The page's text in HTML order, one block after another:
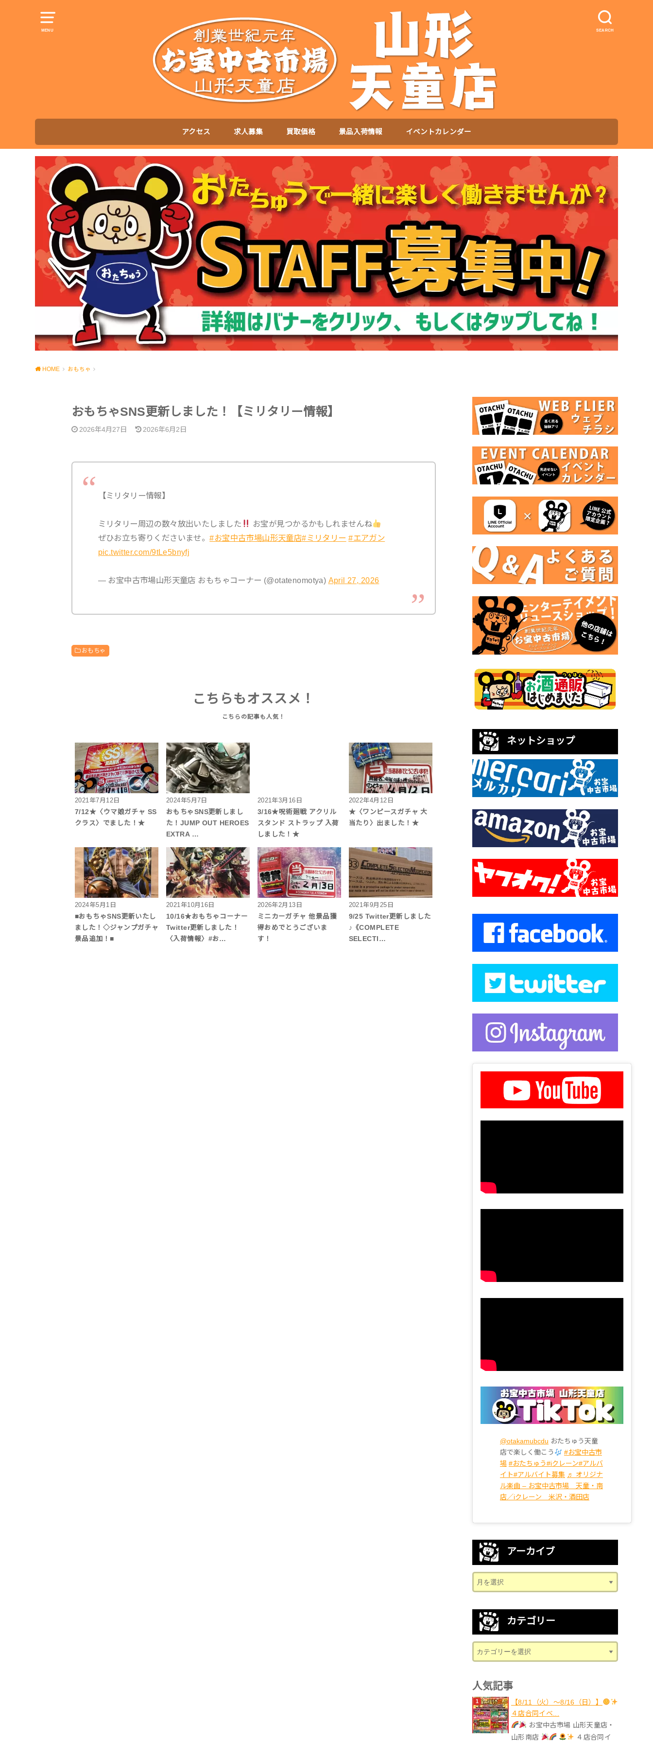
MENU SEARCH
アクセス 求人募集 買取価格 景品入荷情報 イベントカレンダー
HOME おもちゃ
おもちゃSNS更新しました！【ミリタリー情報】
2026年4月27日 2026年6月2日
【ミリタリー情報】
ミリタリー周辺の数々放出いたしました
お宝が見つかるかもしれませんね
ぜひお立ち寄りくださいませ。#お宝中古市場山形天童店#ミリタリー #エアガン
pic.twitter.com/9tLe5bnyfj
— お宝中古市場山形天童店 おもちゃコーナー (@otatenomotya) April 27, 2026
おもちゃ
こちらもオススメ！
2021年7月12日
7/12★〈ウマ娘ガチャ SS
クラス〉でました！★
2024年5月7日
おもちゃSNS更新しまし
た！JUMP OUT HEROES
EXTRA …
2021年3月16日
3/16★呪術廻戦 アクリル
スタンド ストラップ 入荷
しました！★
2022年4月12日
★〈ワンピースガチャ 大
当たり〉出ました！★
2024年5月1日
■おもちゃSNS更新いたし
ました！◇ジャンプガチャ
景品追加！■
2021年10月16日
10/16★おもちゃコーナー
Twitter更新しました！
〈入荷情報〉#お…
2026年2月13日
ミニカーガチャ 他景品獲
得おめでとうございま
す！
2021年9月25日
9/25 Twitter更新しました
♪《COMPLETE
SELECTI…
ネットショップ
@otakamubcdu おたちゅう天童
店で楽しく働こう
#お宝中古市
場 #おたちゅう#iクレーン#アルバ
イト#アルバイト募集 ♬ オリジナ
ル楽曲 – お宝中古市場 天童・南
店／iクレーン 米沢・酒田店
アーカイブ
カテゴリー
人気記事
【8/11（火）～8/16（日）】
４店合同イベ...
お宝中古市場 山形天童店・
山形南店
４店合同イ